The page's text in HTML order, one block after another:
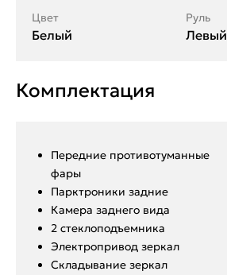
Цвет
Белый
Руль
Левый
Комплектация
Передние противотуманные
фары
Парктроники задние
Камера заднего вида
2 стеклоподъемника
Электропривод зеркал
Складывание зеркал